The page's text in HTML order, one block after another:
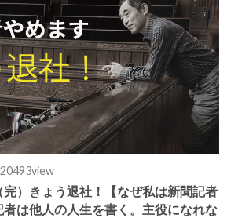
20493view
）きょう退社！【なぜ私は新聞記者
は他人の人生を書く。主役になれな